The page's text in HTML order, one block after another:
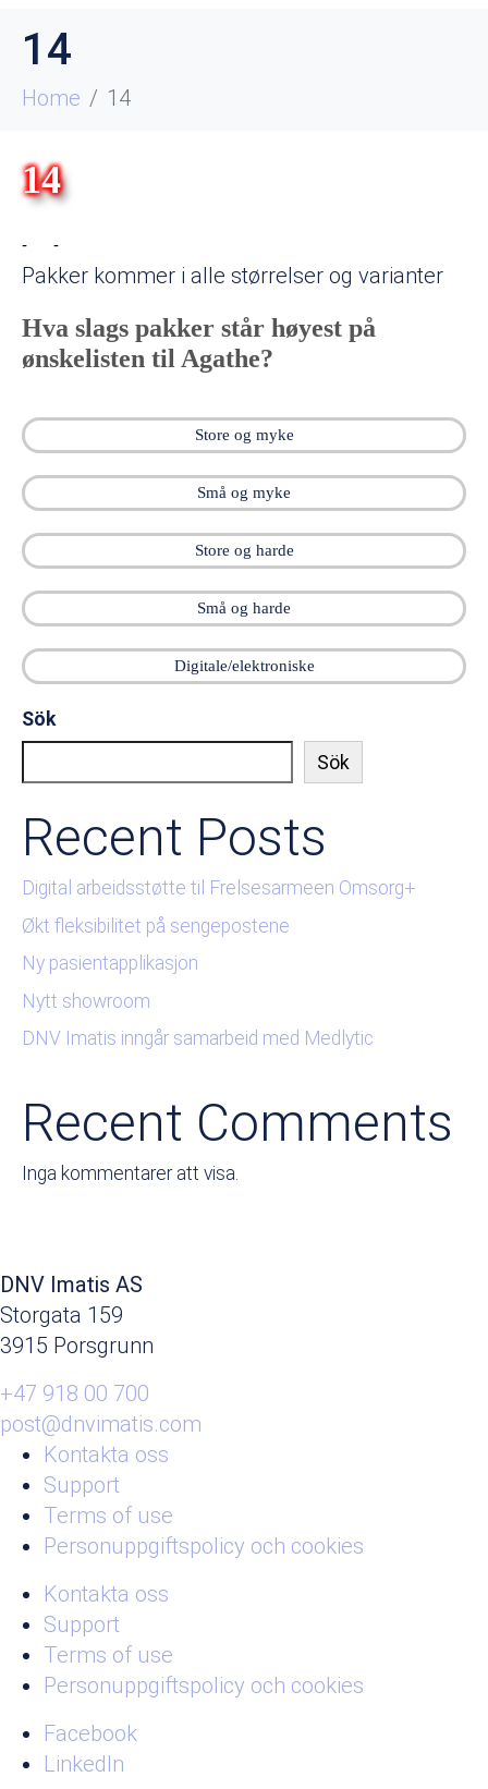
14
Home 14
14
Pakker kommer i alle størrelser og varianter
Hva slags pakker står høyest på
ønskelisten til Agathe?
Store og myke
Små og myke
Store og harde
Små og harde
Digitale/elektroniske
Sök
Sök
Recent Posts
Digital arbeidsstøtte til Frelsesarmeen Omsorg+
Økt fleksibilitet på sengepostene
Ny pasientapplikasjon
Nytt showroom
DNV Imatis inngår samarbeid med Medlytic
Recent Comments
Inga kommentarer att visa.
DNV Imatis AS
Storgata 159
3915 Porsgrunn
+47 918 00 700
post@dnvimatis.com
Kontakta oss
Support
Terms of use
Personuppgiftspolicy och cookies
Kontakta oss
Support
Terms of use
Personuppgiftspolicy och cookies
Facebook
LinkedIn